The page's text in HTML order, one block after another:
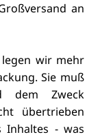
an
wir mehr
Sie muß
dem Zweck
übertrieben
Inhaltes - was